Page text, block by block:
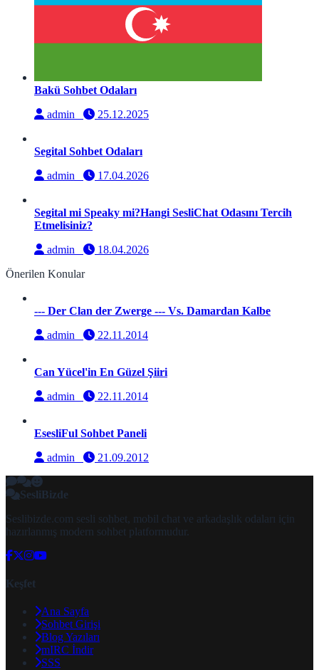
Bakü Sohbet Odaları
admin
25.12.2025
Segital Sohbet Odaları
admin
17.04.2026
Segital mi Speaky mi?Hangi SesliChat Odasını Tercih
Etmelisiniz?
admin
18.04.2026
Önerilen Konular
--- Der Clan der Zwerge --- Vs. Damardan Kalbe
admin
22.11.2014
Can Yücel'in En Güzel Şiiri
admin
22.11.2014
EsesliFul Sohbet Paneli
admin
21.09.2012
SesliBizde
Seslibizde.com sesli sohbet, mobil chat ve arkadaşlık odaları için
hazırlanmış modern sohbet platformudur.
Keşfet
Ana Sayfa
Sohbet Girişi
Blog Yazıları
mIRC İndir
SSS